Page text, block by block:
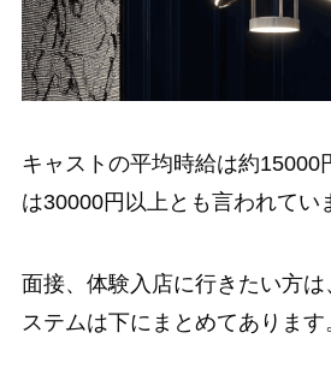
キャストの平均時給は約15000
は30000円以上とも言われてい
面接、体験入店に行きたい方
ステムは下にまとめてあります